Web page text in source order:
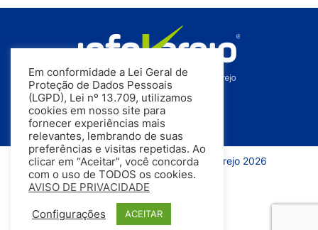
Todos os direitos reservados | InfoVarejo 2026
Em conformidade a Lei Geral de
Proteção de Dados Pessoais
(LGPD), Lei nº 13.709, utilizamos
cookies em nosso site para
fornecer experiências mais
relevantes, lembrando de suas
preferências e visitas repetidas. Ao
clicar em “Aceitar”, você concorda
com o uso de TODOS os cookies.
AVISO DE PRIVACIDADE
Configurações ACEITAR